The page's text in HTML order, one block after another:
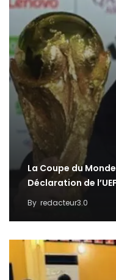
La Coupe du
Déclaration de
By redacteur3.0